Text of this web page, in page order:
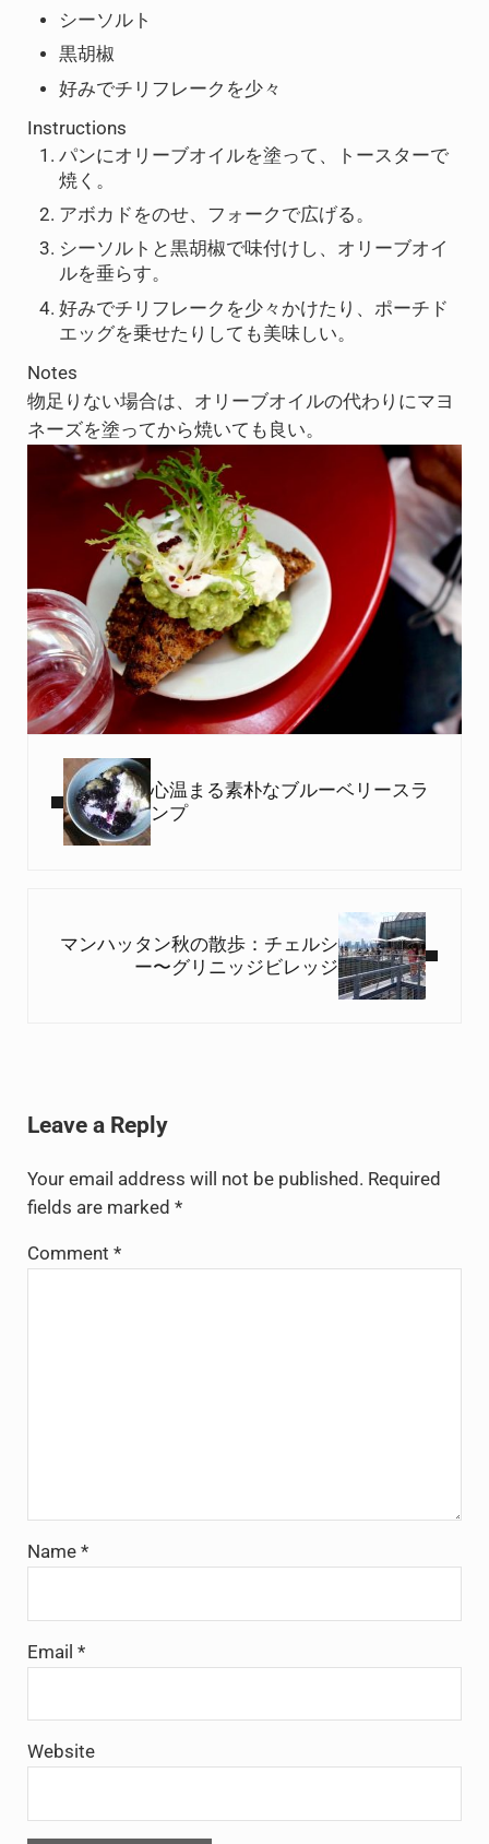
シーソルト
黒胡椒
好みでチリフレークを少々
Instructions
パンにオリーブオイルを塗って、トースターで
焼く。
アボカドをのせ、フォークで広げる。
シーソルトと黒胡椒で味付けし、オリーブオイ
ルを垂らす。
好みでチリフレークを少々かけたり、ポーチド
エッグを乗せたりしても美味しい。
Notes
物足りない場合は、オリーブオイルの代わりにマヨ
ネーズを塗ってから焼いても良い。
心温まる素朴なブルーベリースラ
ンプ
マンハッタン秋の散歩：チェルシ
ー〜グリニッジビレッジ
Leave a Reply
Your email address will not be published. Required
fields are marked *
Comment *
Name *
Email *
Website